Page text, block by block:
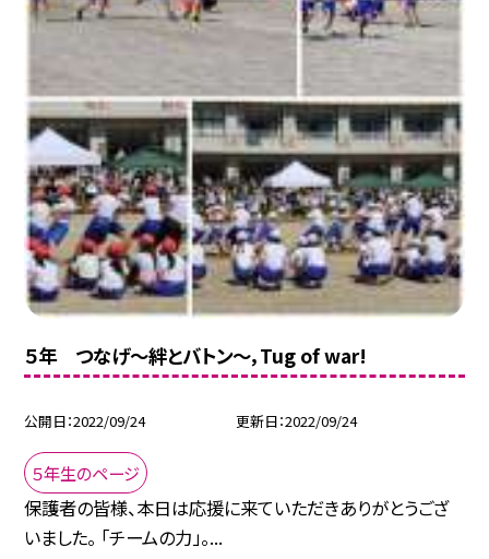
５年 つなげ〜絆とバトン〜，Tug of war!
公開日 2022/09/24 更新日 2022/09/24
５年生のページ
保護者の皆様、本日は応援に来ていただきありがとうござ
いました。 「チームの力」。...